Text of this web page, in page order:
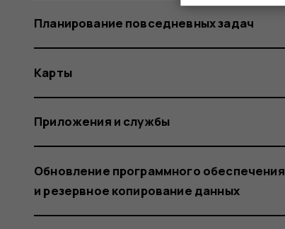
Планирование повседневных задач
Карты
Приложения и службы
Обновление программного обеспечения
и резервное копирование данных